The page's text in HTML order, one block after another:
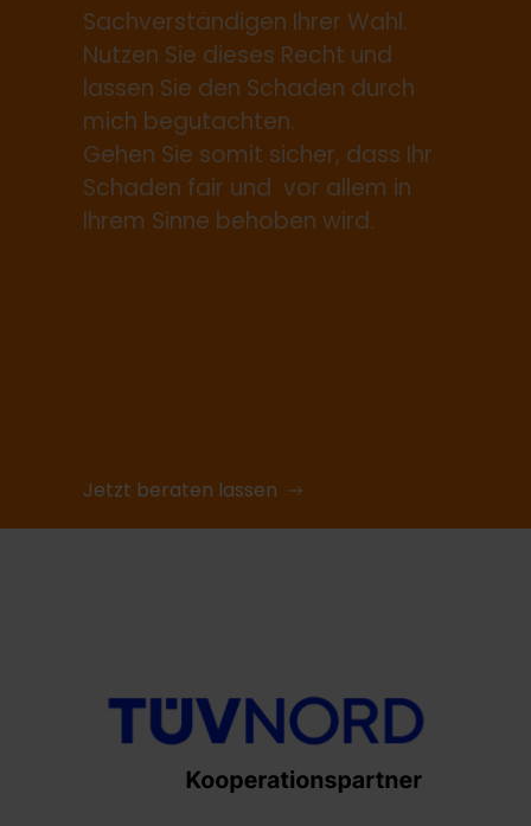
Sachverständigen Ihrer Wahl.
Nutzen Sie dieses Recht und
lassen Sie den Schaden durch
mich begutachten.
Gehen Sie somit sicher, dass Ihr
Schaden fair und vor allem in
Ihrem Sinne behoben wird.
Jetzt beraten lassen